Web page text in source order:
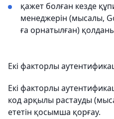
қажет болған кезде
менеджерін (мысалы,
ға орнатылған)
Екі факторлы
Екі факторлы
код арқылы растауды
ететін қосымша қорғау.